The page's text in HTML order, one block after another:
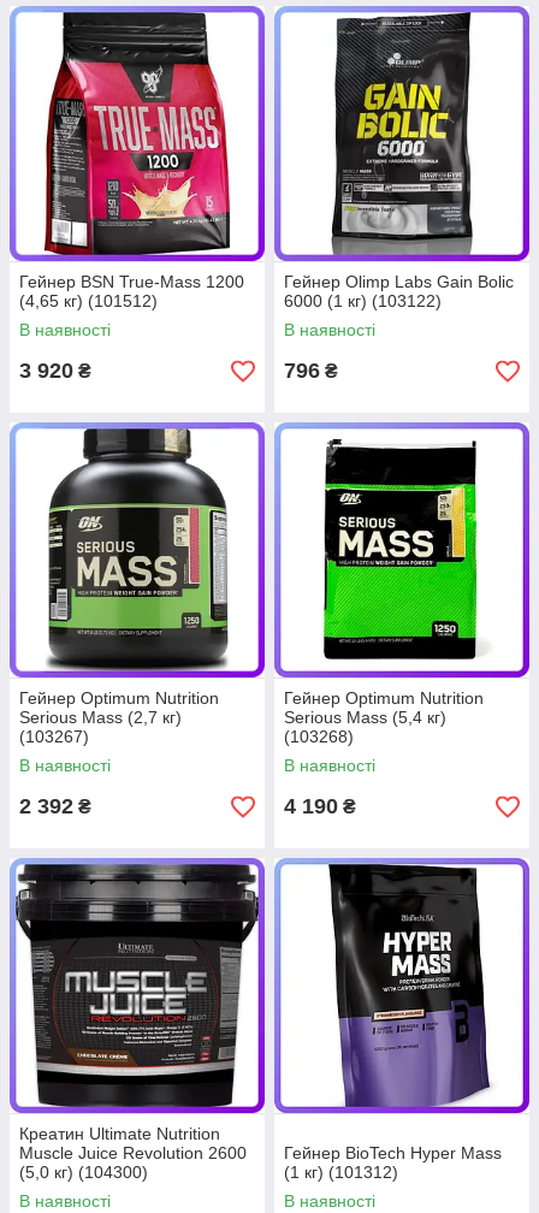
Гейнер BSN True-Mass 1200
(4,65 кг) (101512)
В наявності
3 920 ₴
Гейнер Olimp Labs Gain Bolic
6000 (1 кг) (103122)
В наявності
796 ₴
Гейнер Optimum Nutrition
Serious Mass (2,7 кг)
(103267)
В наявності
2 392 ₴
Гейнер Optimum Nutrition
Serious Mass (5,4 кг)
(103268)
В наявності
4 190 ₴
Креатин Ultimate Nutrition
Muscle Juice Revolution 2600
(5,0 кг) (104300)
В наявності
Гейнер BioTech Hyper Mass
(1 кг) (101312)
В наявності